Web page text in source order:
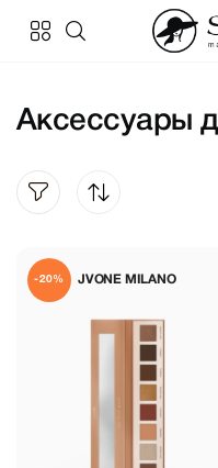
Аксессуары
JVONE MILANO
-20%